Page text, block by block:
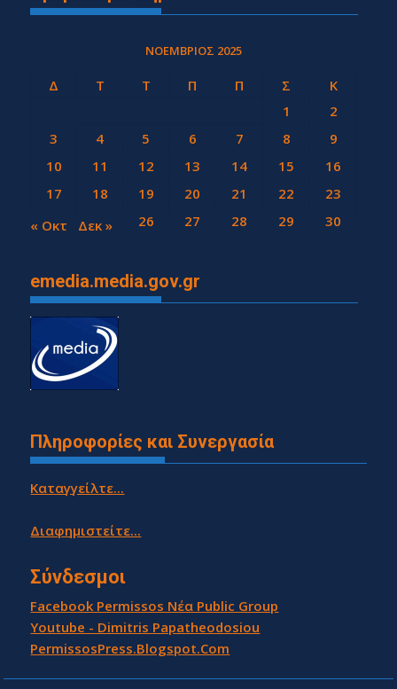
ΝΟΈΜΒΡΙΟΣ 2025
Δ Τ Τ Π Π Σ
Κ
1
2
3
4 5 6 7 8
9
10
11 12 13 14 15
16
17
18 19 20 21 22
23
24
25 26 27 28 29 30
« Οκτ Δεκ »
emedia.media.gov.gr
Πληροφορίες και Συνεργασία
Καταγγείλτε...
Διαφημιστείτε...
Σύνδεσμοι
Facebook Permissos Νέα Public Group
Youtube - Dimitris Papatheodosiou
PermissosPress.Blogspot.Com